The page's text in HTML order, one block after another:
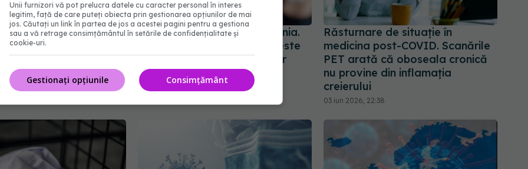
dintre pacienții cu
dezvoltă long-COVID
Evoluția COVID-19 în România.
Datele surpriză care dau peste
cap previziunile specialiștilor
07 oct 2025, 16:23
Răsturnare de situație în
medicina post-COVID. Scanările
PET arată că oboseala cronică
nu provine din inflamația
creierului
03 iun 2026, 22:38
Unii furnizori vă pot prelucra datele cu caracter personal în interes
legitim, față de care puteți obiecta prin gestionarea opțiunilor de mai
jos. Căutați un link în partea de jos a acestei pagini pentru a gestiona
sau a vă retrage consimțământul în setările de confidențialitate și
cookie-uri.
Consimțământ
Gestionați opțiunile